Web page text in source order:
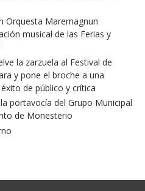
Orquesta Maremagnun
musical de las Ferias y
la zarzuela al Festival de
y pone el broche a una
de público y crítica
portavocía del Grupo Municipal
de Monesterio